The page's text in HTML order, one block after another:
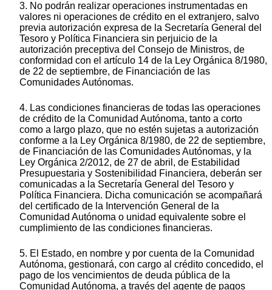
3. No podrán realizar operaciones instrumentadas en
valores ni operaciones de crédito en el extranjero, salvo
previa autorización expresa de la Secretaría General del
Tesoro y Política Financiera sin perjuicio de la
autorización preceptiva del Consejo de Ministros, de
conformidad con el artículo 14 de la Ley Orgánica 8/1980,
de 22 de septiembre, de Financiación de las
Comunidades Autónomas.
4. Las condiciones financieras de todas las operaciones
de crédito de la Comunidad Autónoma, tanto a corto
como a largo plazo, que no estén sujetas a autorización
conforme a la Ley Orgánica 8/1980, de 22 de septiembre,
de Financiación de las Comunidades Autónomas, y la
Ley Orgánica 2/2012, de 27 de abril, de Estabilidad
Presupuestaria y Sostenibilidad Financiera, deberán ser
comunicadas a la Secretaría General del Tesoro y
Política Financiera. Dicha comunicación se acompañará
del certificado de la Intervención General de la
Comunidad Autónoma o unidad equivalente sobre el
cumplimiento de las condiciones financieras.
5. El Estado, en nombre y por cuenta de la Comunidad
Autónoma, gestionará, con cargo al crédito concedido, el
pago de los vencimientos de deuda pública de la
Comunidad Autónoma, a través del agente de pagos